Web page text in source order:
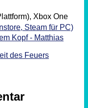
Xbox One
Steam für PC)
Kopf - Matthias
des Feuers